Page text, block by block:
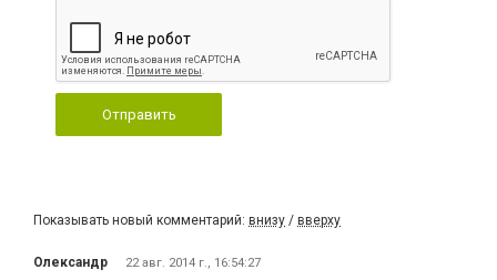
Отправить
Показывать новый комментарий: внизу / вверху
Олександр 22 авг. 2014 г., 16:54:27